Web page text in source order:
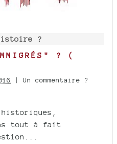
?
? (
| Un commentaire ?
tout à fait